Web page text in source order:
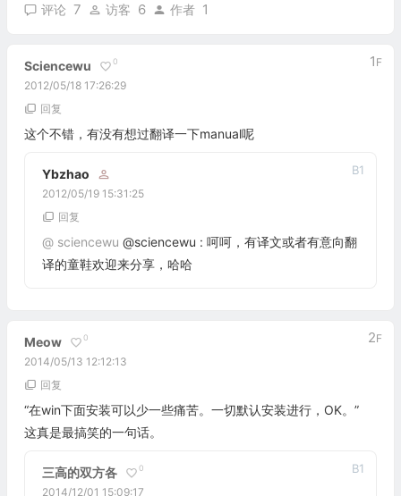
评论 7 访客 6 作者 1
Sciencewu 0
2012/05/18 17:26:29
1 F
回复
这个不错，有没有想过翻译一下manual呢
Ybzhao
2012/05/19 15:31:25
B1
回复
@ sciencewu @sciencewu : 呵呵，有译文或者有意向翻
译的童鞋欢迎来分享，哈哈
Meow 0
2014/05/13 12:12:13
2F
回复
“在win下面安装可以少一些痛苦。一切默认安装进行，OK。”
这真是最搞笑的一句话。
三高的双方各 0
2014/12/01 15:09:17
B1